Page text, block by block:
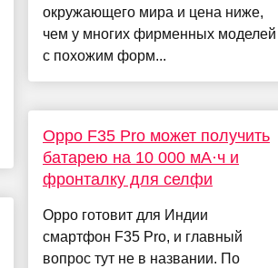
окружающего мира и цена ниже,
чем у многих фирменных моделей
с похожим форм...
Oppo F35 Pro может получить
батарею на 10 000 мА·ч и
фронталку для селфи
Oppo готовит для Индии
смартфон F35 Pro, и главный
вопрос тут не в названии. По